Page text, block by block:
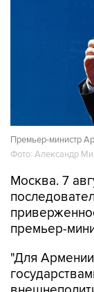
Премьер-министр
Фото: Александр
Москва. 7
премьер-
"Для